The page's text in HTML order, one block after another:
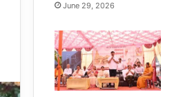
June 29, 2026